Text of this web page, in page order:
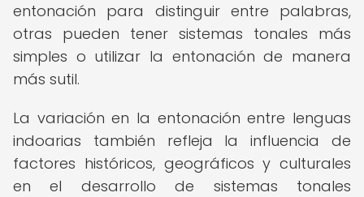
entonación para distinguir entre palabras,
otras pueden tener sistemas tonales más
simples o utilizar la entonación de manera
más sutil.
La variación en la entonación entre lenguas
indoarias también refleja la influencia de
factores históricos, geográficos y culturales
en el desarrollo de sistemas tonales